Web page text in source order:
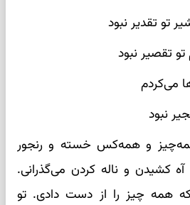
تو تقدیر نبود
تقصیر نبود
می‌کردم
نبود
و همه‌کس خسته و رنجور
آه کشیدن و ناله کردن می‌گذرانی.
همه چیز را از دست دادی. تو